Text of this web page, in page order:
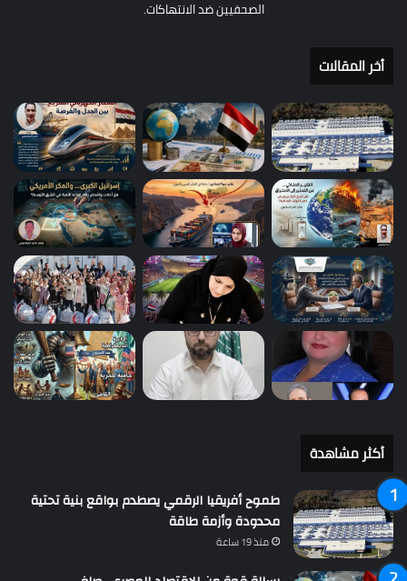
الصحفيين ضد الانتهاكات.
أخر المقالات
أكثر مشاهدة
طموح أفريقيا الرقمي يصطدم بواقع بنية تحتية
محدودة وأزمة طاقة
منذ 19 ساعة